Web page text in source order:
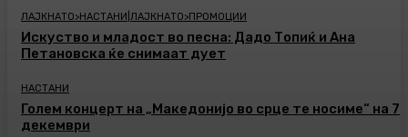
ЛАЈКНАТО>НАСТАНИ|ЛАЈКНАТО>ПРОМОЦИИ
Искуство и младост во песна: Дадо Топиќ и Ана
Петановска ќе снимаат дует
НАСТАНИ
Голем концерт на „Македонијо во срце те носиме“ на 7
декември